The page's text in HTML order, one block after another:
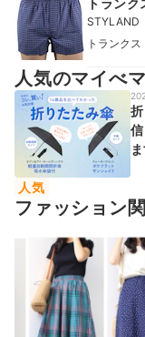
STYLAND
トランクス
人気のマイべ
人気
ファッション